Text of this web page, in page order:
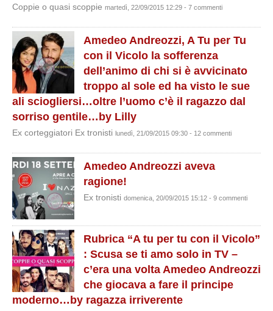
Coppie o quasi scoppie martedì, 22/09/2015 12:29 - 7 commenti
Amedeo Andreozzi, A Tu per Tu
con il Vicolo la sofferenza
dell’animo di chi si è avvicinato
troppo al sole ed ha visto le sue
ali sciogliersi…oltre l’uomo c’è il ragazzo dal
sorriso gentile…by Lilly
Ex corteggiatori Ex tronisti lunedì, 21/09/2015 09:30 - 12 commenti
Amedeo Andreozzi aveva
ragione!
Ex tronisti domenica, 20/09/2015 15:12 - 9 commenti
Rubrica “A tu per tu con il Vicolo”
: Scusa se ti amo solo in TV –
c’era una volta Amedeo Andreozzi
che giocava a fare il principe
moderno…by ragazza irriverente